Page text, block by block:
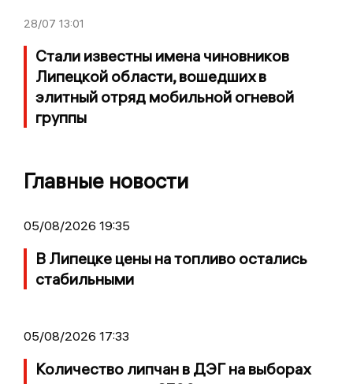
28/07 13:01
Стали известны имена чиновников
Липецкой области, вошедших в
элитный отряд мобильной огневой
группы
Главные новости
05/08/2026 19:35
В Липецке цены на топливо остались
стабильными
05/08/2026 17:33
Количество липчан в ДЭГ на выборах